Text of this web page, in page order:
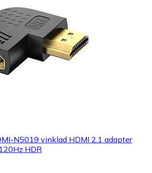
N5019 vinklad HDMI 2.1 adapter
HDR